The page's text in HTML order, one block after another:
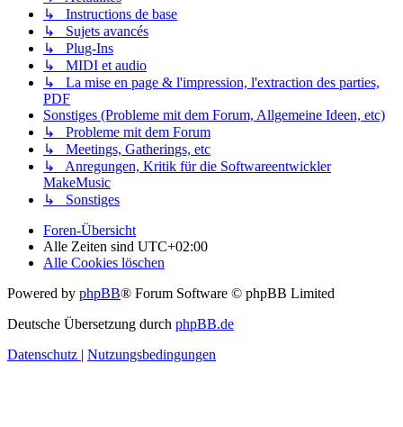
↳ Instructions de base
↳ Sujets avancés
↳ Plug-Ins
↳ MIDI et audio
↳ La mise en page & l'impression, l'extraction des parties,
PDF
Sonstiges (Probleme mit dem Forum, Allgemeine Ideen, etc)
↳ Probleme mit dem Forum
↳ Meetings, Gatherings, etc
↳ Anregungen, Kritik für die Softwareentwickler
MakeMusic
↳ Sonstiges
Foren-Übersicht
Alle Zeiten sind UTC+02:00
Alle Cookies löschen
Powered by phpBB® Forum Software © phpBB Limited
Deutsche Übersetzung durch phpBB.de
Datenschutz | Nutzungsbedingungen